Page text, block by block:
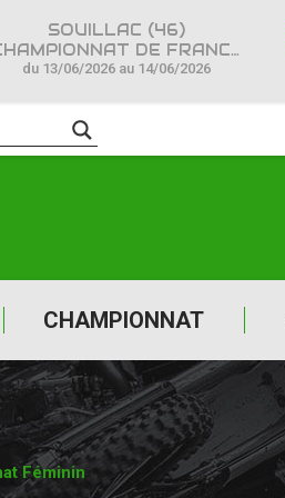
CHAMPIONNAT
SOUILLAC (46)
DE FRANCE CROSS COUNTRY IPONE
du 13/06/2026 au 14/06/2026
Féminin